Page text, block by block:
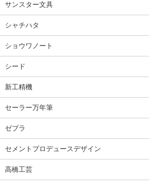
サンスター文具
シャチハタ
ショウワノート
シード
新工精機
セーラー万年筆
ゼブラ
セメントプロデュースデザイン
高橋工芸